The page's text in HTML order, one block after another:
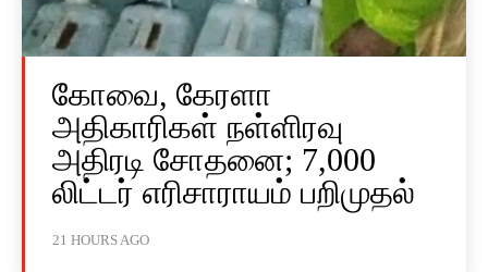
கோவை, கேரளா
அதிகாரிகள் நள்ளிரவு
அதிரடி சோதனை; 7,000
லிட்டர் எரிசாராயம் பறிமுதல்
21 HOURS AGO